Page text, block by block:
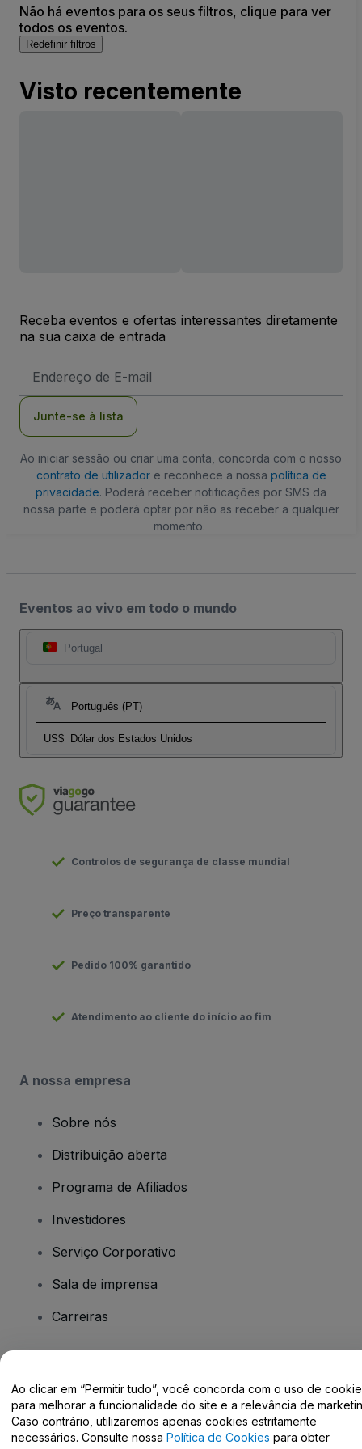
Não há eventos para os seus filtros, clique para ver
todos os eventos.
Redefinir filtros
Visto recentemente
Receba eventos e ofertas interessantes diretamente
na sua caixa de entrada
de
Junte-se à lista
Ao iniciar sessão ou criar uma conta, concorda com o nosso
contrato de utilizadore reconhece a nossa política de
privacidade. Poderá receber notificações por SMS da
nossa parte e poderá optar por não as receber a qualquer
momento.
Eventos ao vivo em todo o mundo
Portugal
Português (PT)
US$ Dólar dos Estados Unidos
Controlos de segurança de classe mundial
Preço transparente
Pedido 100% garantido
Atendimento ao cliente do início ao fim
A nossa empresa
Sobre nós
Distribuição aberta
Programa de Afiliados
Investidores
Serviço Corporativo
Sala de imprensa
Carreiras
Centro de Ajuda / Fale Conosco
Ao clicar em “Permitir tudo”, você concorda com o uso de
para melhorar a funcionalidade do site e a relevância de
Caso contrário, utilizaremos apenas cookies estritamente
necessários. Consulte nossa Política de Cookies para obter